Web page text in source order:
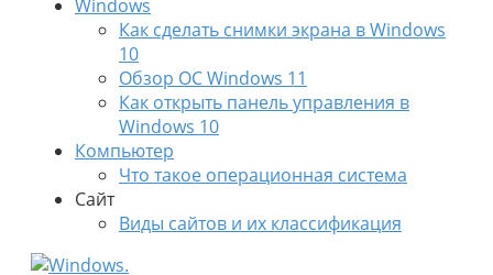
Windows
Как сделать снимки экрана в Windows
10
Обзор ОС Windows 11
Как открыть панель управления в
Windows 10
Компьютер
Что такое операционная система
Сайт
Виды сайтов и их классификация